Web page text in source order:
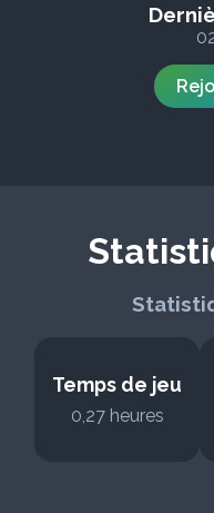
Temps de jeu
0,27 heures